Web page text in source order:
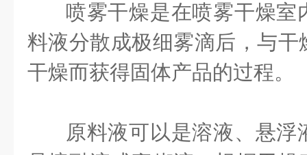
喷雾干燥是在喷雾干燥室
料液分散成极细雾滴后，与
干燥而获得固体产品的过程。
原料液可以是溶液、悬浮